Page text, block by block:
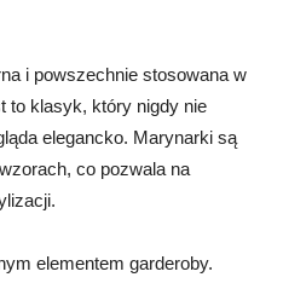
i powszechnie stosowana w
to klasyk, który nigdy nie
elegancko. Marynarki są
co pozwala na
elementem garderoby.